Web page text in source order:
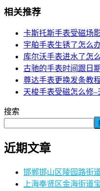
相关推荐
卡斯托斯手表受磁场
宇舶手表生锈了怎么
库尔沃手表进水了怎
古驰的手表时间跟日
尊达手表更换发条教
天梭手表受磁怎么修
搜索
近期文章
邯郸邯山区陵园路街
上海奉贤区金海街道